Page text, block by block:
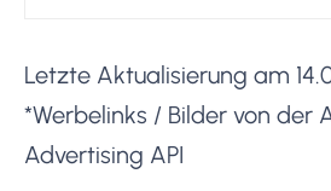
Letzte Aktualisierung am
*Werbelinks / Bilder von der
Advertising API